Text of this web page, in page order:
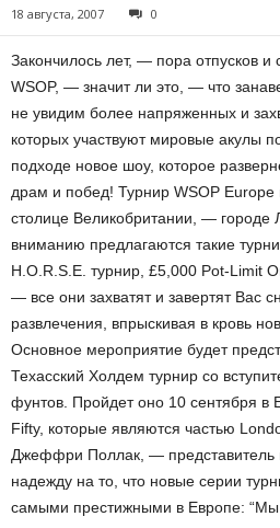
18 августа, 2007 0
Закончилось лет, — пора отпусков и
WSOP, — значит ли это, — что
не увидим более напряженных и
которых участвуют мировые акулы
подходе новое шоу, которое
драм и побед! Турнир WSOP Europe
столице Великобритании, —
вниманию предлагаются такие
H.O.R.S.E. турнир, £5,000 Pot-Limit
— все они захватят и завертят Вас
развлечения, впрыскивая в кровь
Основное мероприятие будет
Техасский Холдем турнир со
фунтов. Пройдет оно 10 сентября в
Fifty, которые являются частью
Джеффри Поллак, — представитель
надежду на то, что новые серии
самыми престижными в Европе: